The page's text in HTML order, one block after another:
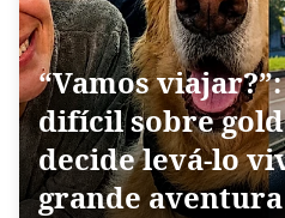
“Vamos
difícil sobre
decide levá-lo
grande aventura